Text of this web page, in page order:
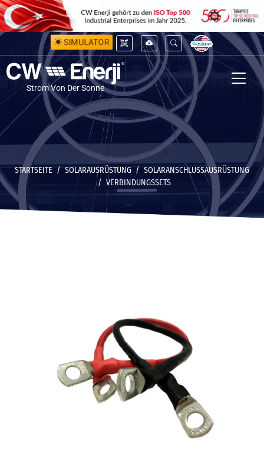
SIMULATOR
Strom Von Der Sonne
STARTSEITE SOLARAUSRÜSTUNG
SOLARANSCHLUSSAUSRÜSTUNG
VERBINDUNGSSETS